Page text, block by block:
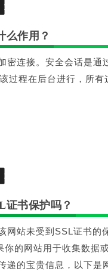
2
么作用？
密连接。 安全会话是通
过程在后台进行，所有
3
证书保护吗？
站未受到SSL证书的
的网站用于收集数据
递的宝贵信息，以下是